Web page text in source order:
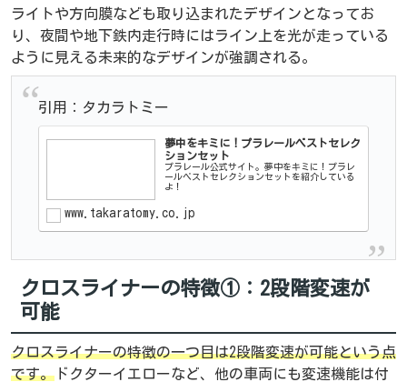
ライトや方向膜なども取り込まれたデザインとなってお
り、夜間や地下鉄内走行時にはライン上を光が走っている
ように見える未来的なデザインが強調される。
引用：タカラトミー
夢中をキミに！プラレールベストセレク
ションセット
プラレール公式サイト。夢中をキミに！プラレ
ールベストセレクションセットを紹介している
よ！
www.takaratomy.co.jp
クロスライナーの特徴①：2段階変速が
可能
クロスライナーの特徴の一つ目は2段階変速が可能という点
です。 ドクターイエローなど、他の車両にも変速機能は付